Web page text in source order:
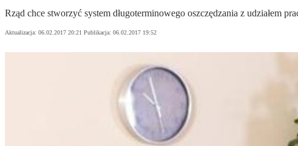
Rząd chce stworzyć system długoterminowego oszczędzania z udziałem
Aktualizacja: 06.02.2017 20:21 Publikacja: 06.02.2017 19:52